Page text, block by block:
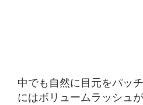
中でも自然に目元をパッ
にはボリュームラッシュ